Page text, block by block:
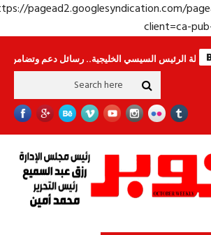
https://pagead2.googlesyndication.com/
client=ca-
السيسي الخليجية.. رسائل دعم وتضامن للأشقاء